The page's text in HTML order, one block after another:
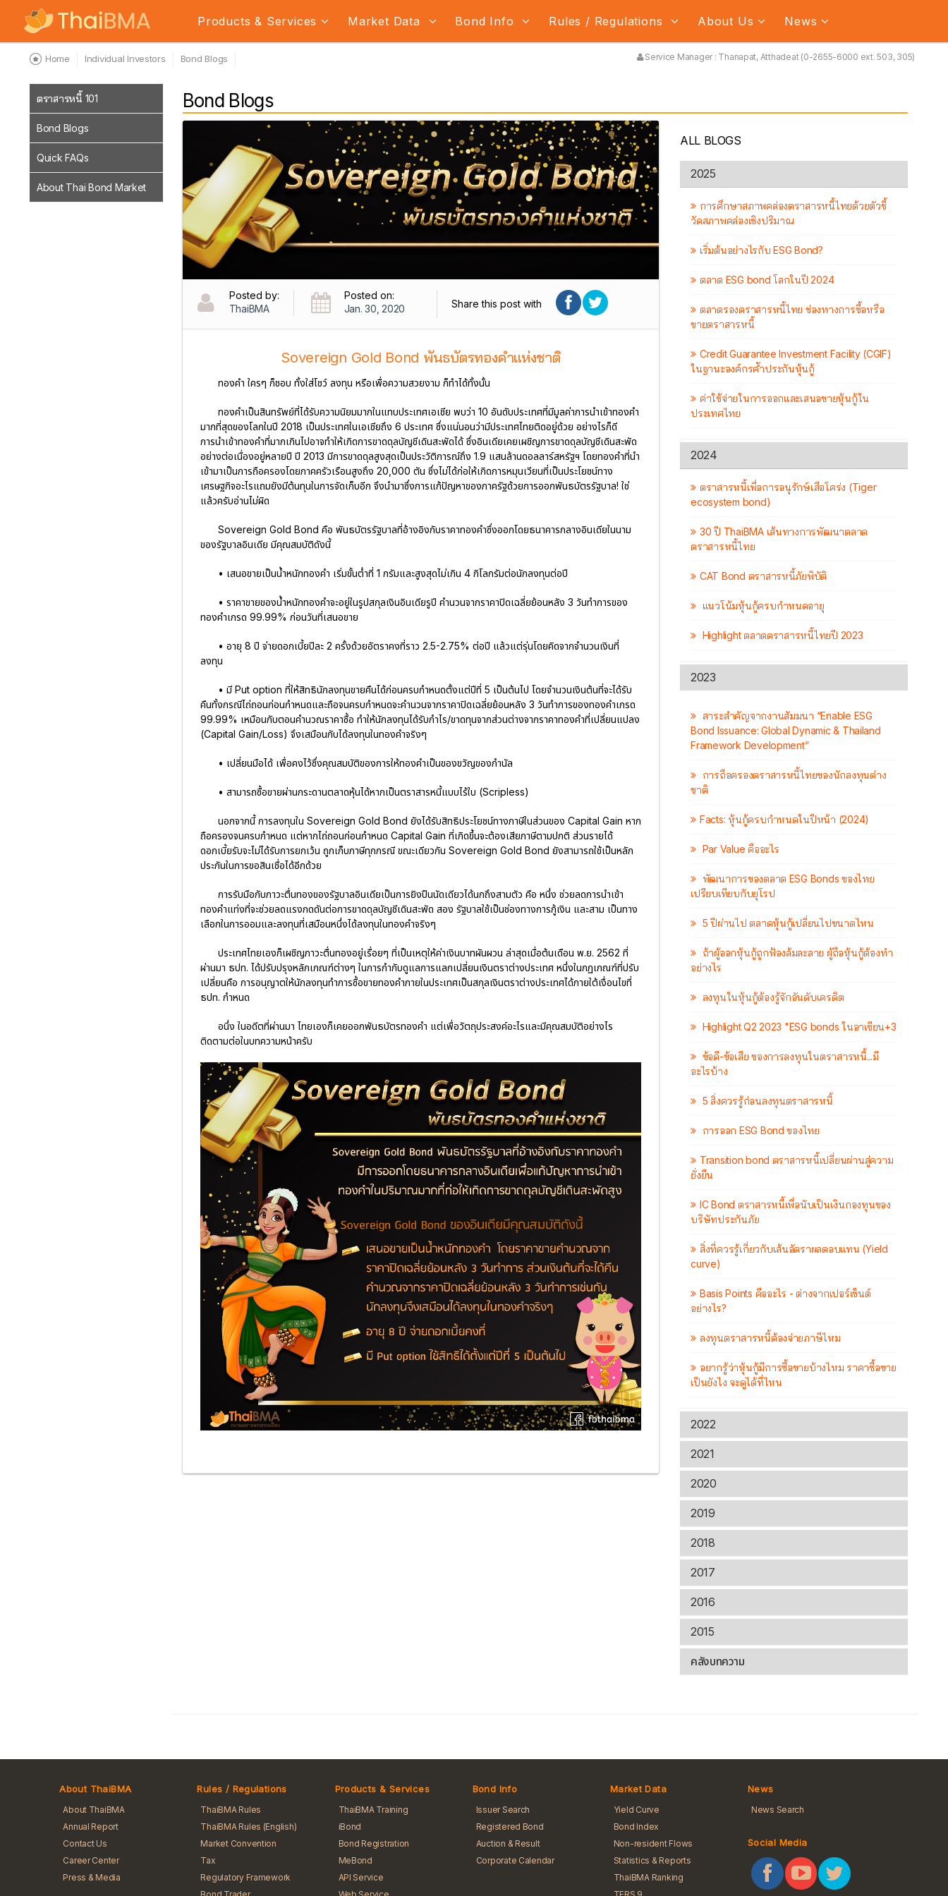
Products & Services Market Data Bond Info Rules / Regulations About Us News
Home Individual Investors Bond Blogs Service Manager : Thanapat, Atthadeat (0-2655-6000 ext. 503, 305)
ตราสารหนี้ 101
Bond Blogs
Quick FAQs
About Thai Bond Market
Bond Blogs
Posted by:
ThaiBMA
Posted on:
Jan. 30, 2020
Share this post with
Sovereign Gold Bond พันธบัตรทองคำแห่งชาติ
ทองคำ ใครๆ ก็ชอบ ทั้งใส่โชว์ ลงทุน หรือเพื่อความสวยงาม ก็ทำได้ทั้งนั้น
ทองคำเป็นสินทรัพย์ที่ได้รับความนิยมมากในแทบประเทศเอเชีย พบว่า 10 อันดับประเทศที่มีมูลค่าการนำเข้าทองคำ
มากที่สุดของโลกในปี 2018 เป็นประเทศในเอเชียถึง 6 ประเทศ ซึ่งแน่นอนว่ามีประเทศไทยติดอยู่ด้วย อย่างไรก็ดี
การนำเข้าทองคำที่มากเกินไปอาจทำให้เกิดการขาดดุลบัญชีเดินสะพัดได้ ซึ่งอินเดียเคยเผชิญการขาดดุลบัญชีเดินสะพัด
อย่างต่อเนื่องอยู่หลายปี ปี 2013 มีการขาดดุลสูงสุดเป็นประวัติการณ์ถึง 1.9 แสนล้านดอลลาร์สหรัฐฯ โดยทองคำที่นำ
เข้ามาเป็นการถือครองโดยภาคครัวเรือนสูงถึง 20,000 ตัน ซึ่งไม่ได้ก่อให้เกิดการหมุนเวียนที่เป็นประโยชน์ทาง
เศรษฐกิจอะไรแถมยังมีต้นทุนในการจัดเก็บอีก จึงนำมาซึ่งการแก้ปัญหาของภาครัฐด้วยการออกพันธบัตรรัฐบาล! ใช่
แล้วครับอ่านไม่ผิด
Sovereign Gold Bond คือ พันธบัตรรัฐบาลที่อ้างอิงกับราคาทองคำซึ่งออกโดยธนาคารกลางอินเดียในนาม
ของรัฐบาลอินเดีย มีคุณสมบัติดังนี้
• เสนอขายเป็นน้ำหนักทองคำ เริ่มขั้นต่ำที่ 1 กรัมและสูงสุดไม่เกิน 4 กิโลกรัมต่อนักลงทุนต่อปี
• ราคาขายของน้ำหนักทองคำจะอยู่ในรูปสกุลเงินอินเดียรูปี คำนวนจากราคาปิดเฉลี่ยย้อนหลัง 3 วันทำการของ
ทองคำเกรด 99.99% ก่อนวันที่เสนอขาย
• อายุ 8 ปี จ่ายดอกเบี้ยปีละ 2 ครั้งด้วยอัตราคงที่ราว 2.5-2.75% ต่อปี แล้วแต่รุ่นโดยคิดจากจำนวนเงินที่
ลงทุน
• มี Put option ที่ให้สิทธินักลงทุนขายคืนได้ก่อนครบกำหนดตั้งแต่ปีที่ 5 เป็นต้นไป โดยจำนวนเงินต้นที่จะได้รับ
คืนทั้งกรณีไถ่ถอนก่อนกำหนดและถือจนครบกำหนดจะคำนวนจากราคาปิดเฉลี่ยย้อนหลัง 3 วันทำการของทองคำเกรด
99.99% เหมือนกับตอนคำนวณราคาซื้อ ทำให้นักลงทุนได้รับกำไร/ขาดทุนจากส่วนต่างจากราคาทองคำที่เปลี่ยนแปลง
(Capital Gain/Loss) จึงเสมือนกับได้ลงทุนในทองคำจริงๆ
• เปลี่ยนมือได้ เพื่อคงไว้ซึ่งคุณสมบัติของการให้ทองคำเป็นของขวัญของกำนัล
• สามารถซื้อขายผ่านกระดานตลาดหุ้นได้หากเป็นตราสารหนี้แบบไร้ใบ (Scripless)
นอกจากนี้ การลงทุนใน Sovereign Gold Bond ยังได้รับสิทธิประโยชน์ทางภาษีในส่วนของ Capital Gain หาก
ถือครองจนครบกำหนด แต่หากไถ่ถอนก่อนกำหนด Capital Gain ที่เกิดขึ้นจะต้องเสียภาษีตามปกติ ส่วนรายได้
ดอกเบี้ยรับจะไม่ได้รับการยกเว้น ถูกเก็บภาษีทุกกรณี ขณะเดียวกัน Sovereign Gold Bond ยังสามารถใช้เป็นหลัก
ประกันในการขอสินเชื่อได้อีกด้วย
การรับมือกับภาวะตื่นทองของรัฐบาลอินเดียเป็นการยิงปืนนัดเดียวได้นกถึงสามตัว คือ หนึ่ง ช่วยลดการนำเข้า
ทองคำแท่งที่จะช่วยลดแรงกดดันต่อการขาดดุลบัญชีเดินสะพัด สอง รัฐบาลใช้เป็นช่องทางการกู้เงิน และสาม เป็นทาง
เลือกในการออมและลงทุนที่เสมือนหนึ่งได้ลงทุนในทองคำจริงๆ
ประเทศไทยเองก็เผชิญภาวะตื่นทองอยู่เรื่อยๆ ที่เป็นเหตุให้ค่าเงินบาทผันผวน ล่าสุดเมื่อต้นเดือน พ.ย. 2562 ที่
ผ่านมา ธปท. ได้ปรับปรุงหลักเกณฑ์ต่างๆ ในการกำกับดูแลการแลกเปลี่ยนเงินตราต่างประเทศ หนึ่งในกฏเกณฑ์ที่ปรับ
เปลี่ยนคือ การอนุญาตให้นักลงทุนทำการซื้อขายทองคำภายในประเทศเป็นสกุลเงินตราต่างประเทศได้ภายใต้เงื่อนไขที่
ธปท. กำหนด
อนึ่ง ในอดีตที่ผ่านมา ไทยเองก็เคยออกพันธบัตรทองคำ แต่เพื่อวัตถุประสงค์อะไรและมีคุณสมบัติอย่างไร
ติดตามต่อในบทความหน้าครับ
ALL BLOGS
2025
การศึกษาสภาพคล่องตราสารหนี้ไทยด้วยตัวชี้
วัดสภาพคล่องเชิงปริมาณ
เริ่มต้นอย่างไรกับ ESG Bond?
ตลาด ESG bond โลกในปี 2024
ตลาดรองตราสารหนี้ไทย ช่องทางการซื้อหรือ
ขายตราสารหนี้
Credit Guarantee Investment Facility (CGIF)
ในฐานะองค์กรค้ำประกันหุ้นกู้
ค่าใช้จ่ายในการออกและเสนอขายหุ้นกู้ใน
ประเทศไทย
2024
ตราสารหนี้เพื่อการอนุรักษ์เสือโคร่ง (Tiger
ecosystem bond)
30 ปี ThaiBMA เส้นทางการพัฒนาตลาด
ตราสารหนี้ไทย
CAT Bond ตราสารหนี้ภัยพิบัติ
แนวโน้มหุ้นกู้ครบกำหนดอายุ
Highlight ตลาดตราสารหนี้ไทยปี 2023
2023
สาระสำคัญจากงานสัมมนา “Enable ESG
Bond Issuance: Global Dynamic & Thailand
Framework Development”
การถือครองตราสารหนี้ไทยของนักลงทุนต่าง
ชาติ
Facts: หุ้นกู้ครบกำหนดในปีหน้า (2024)
Par Value คืออะไร
พัฒนาการของตลาด ESG Bonds ของไทย
เปรียบเทียบกับยุโรป
5 ปีผ่านไป ตลาดหุ้นกู้เปลี่ยนไปขนาดไหน
ถ้าผู้ออกหุ้นกู้ถูกฟ้องล้มละลาย ผู้ถือหุ้นกู้ต้องทำ
อย่างไร
ลงทุนในหุ้นกู้ต้องรู้จักอันดับเครดิต
Highlight Q2 2023 "ESG bonds ในอาเซียน+3
ข้อดี-ข้อเสีย ของการลงทุนในตราสารหนี้...มี
อะไรบ้าง
5 สิ่งควรรู้ก่อนลงทุนตราสารหนี้
การออก ESG Bond ของไทย
Transition bond ตราสารหนี้เปลี่ยนผ่านสู่ความ
ยั่งยืน
IC Bond ตราสารหนี้เพื่อนับเป็นเงินกองทุนของ
บริษัทประกันภัย
สิ่งที่ควรรู้เกี่ยวกับเส้นอัตราผลตอบแทน (Yield
curve)
Basis Points คืออะไร - ต่างจากเปอร์เซ็นต์
อย่างไร?
ลงทุนตราสารหนี้ต้องจ่ายภาษีไหม
อยากรู้ว่าหุ้นกู้มีการซื้อขายบ้างไหม ราคาซื้อขาย
เป็นยังไง จะดูได้ที่ไหน
2022
2021
2020
2019
2018
2017
2016
2015
คลังบทความ
About ThaiBMA
About ThaiBMA
Annual Report
Contact Us
Career Center
Press & Media
Rules / Regulations
ThaiBMA Rules
ThaiBMA Rules (English)
Market Convention
Tax
Regulatory Framework
Products & Services
ThaiBMA Training
iBond
Bond Registration
MeBond
API Service
Bond Info
Issuer Search
Registered Bond
Auction & Result
Corporate Calendar
Market Data
Yield Curve
Bond Index
Non-resident Flows
Statistics & Reports
ThaiBMA Ranking
News
News Search
Social Media